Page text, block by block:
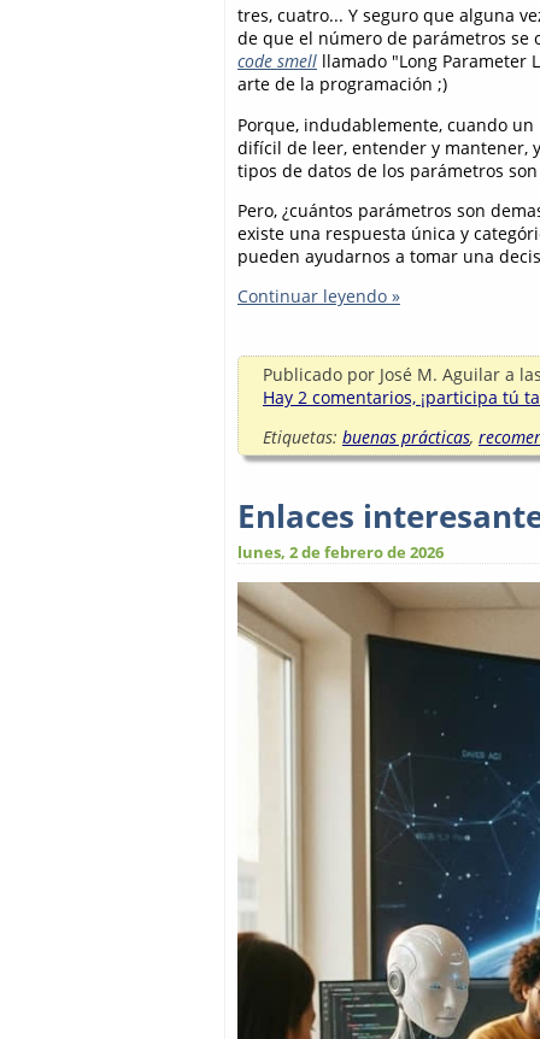
tres, cuatro... Y seguro que alguna
de que el número de parámetros se
code smell llamado "Long Parameter
arte de la programación ;)
Porque, indudablemente, cuando
difícil de leer, entender y mantener,
tipos de datos de los parámetros
Pero, ¿cuántos parámetros son
existe una respuesta única y
pueden ayudarnos a tomar una
Continuar leyendo »
Publicado por José M. Aguilar a
Hay 2 comentarios, ¡participa tú
Etiquetas: buenas prácticas,
Enlaces
lunes, 2 de febrero de 2026